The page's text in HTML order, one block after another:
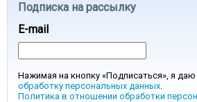
Подписка на рассылку
E-mail
Нажимая на кнопку «Подписаться», я даю
обработку персональных данных.
Политика в отношении обработки